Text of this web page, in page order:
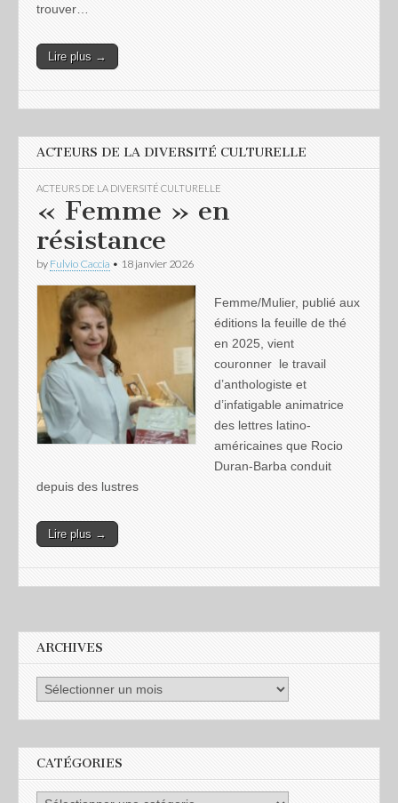
trouver…
Lire plus →
ACTEURS DE LA DIVERSITÉ CULTURELLE
ACTEURS DE LA DIVERSITÉ CULTURELLE
« Femme » en
résistance
by Fulvio Caccia • 18 janvier 2026
Femme/Mulier, publié aux
éditions la feuille de thé
en 2025, vient
couronner le travail
d’anthologiste et
d’infatigable animatrice
des lettres latino-
américaines que Rocio
Duran-Barba conduit
depuis des lustres
Lire plus →
ARCHIVES
CATÉGORIES